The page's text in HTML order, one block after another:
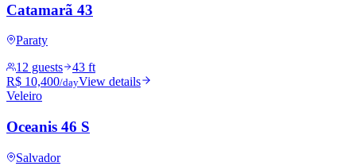
Catamarã 43
Paraty
12 guests
43 ft
R$ 10,400/dayView details
Veleiro
Oceanis 46 S
Salvador